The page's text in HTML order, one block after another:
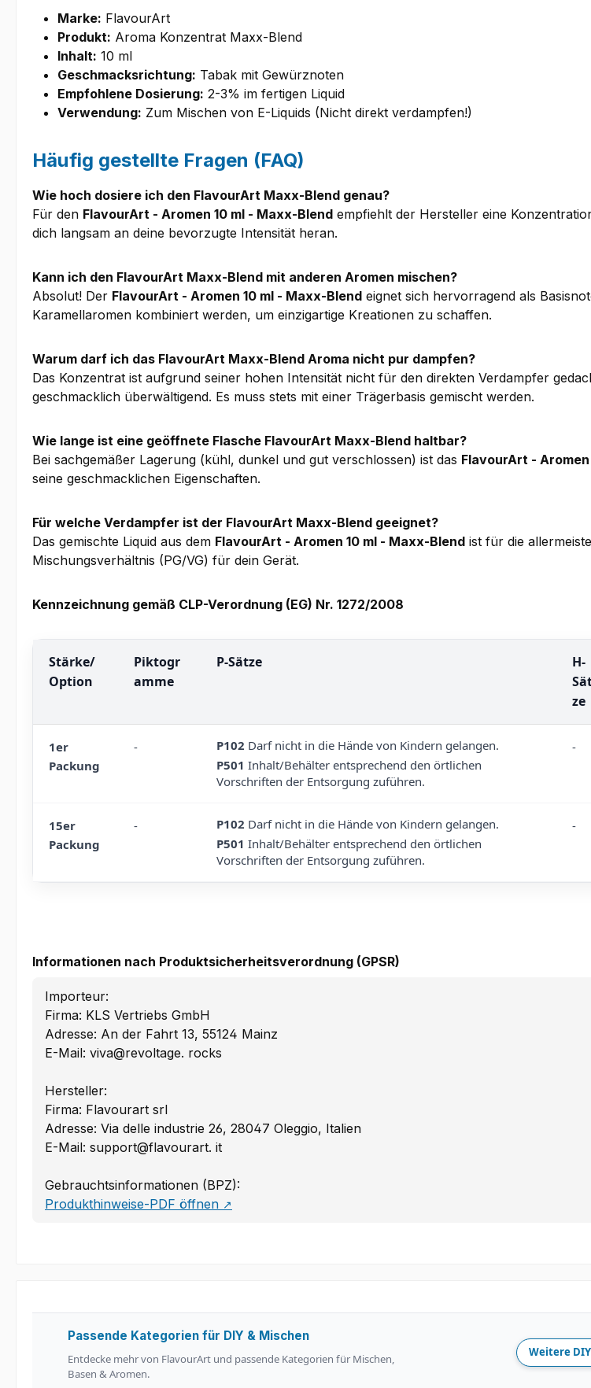
Marke: FlavourArt
Produkt: Aroma Konzentrat Maxx-Blend
Inhalt: 10 ml
Geschmacksrichtung: Tabak mit Gewürznoten
Empfohlene Dosierung: 2-3% im fertigen Liquid
Verwendung: Zum Mischen von E-Liquids (Nicht direkt verdampfen!)
Häufig gestellte Fragen (FAQ)
Wie hoch dosiere ich den FlavourArt Maxx-Blend genau?
Für den FlavourArt - Aromen 10 ml - Maxx-Blend empfiehlt der Hersteller eine
dich langsam an deine bevorzugte Intensität heran.
Kann ich den FlavourArt Maxx-Blend mit anderen Aromen mischen?
Absolut! Der FlavourArt - Aromen 10 ml - Maxx-Blend eignet sich hervorragend als
Karamellaromen kombiniert werden, um einzigartige Kreationen zu schaffen.
Warum darf ich das FlavourArt Maxx-Blend Aroma nicht pur dampfen?
Das Konzentrat ist aufgrund seiner hohen Intensität nicht für den direkten Verdampfer
geschmacklich überwältigend. Es muss stets mit einer Trägerbasis gemischt werden.
Wie lange ist eine geöffnete Flasche FlavourArt Maxx-Blend haltbar?
Bei sachgemäßer Lagerung (kühl, dunkel und gut verschlossen) ist das FlavourArt -
seine geschmacklichen Eigenschaften.
Für welche Verdampfer ist der FlavourArt Maxx-Blend geeignet?
Das gemischte Liquid aus dem FlavourArt - Aromen 10 ml - Maxx-Blend ist für die
Mischungsverhältnis (PG/VG) für dein Gerät.
Kennzeichnung gemäß CLP-Verordnung (EG) Nr. 1272/2008
Stärke/
Option
Piktogr
amme
P-Sätze
H-
ze
1er
Packung
- P102 Darf nicht in die Hände von Kindern gelangen.
P501 Inhalt/Behälter entsprechend den örtlichen
Vorschriften der Entsorgung zuführen.
-
15er
Packung
- P102 Darf nicht in die Hände von Kindern gelangen.
P501 Inhalt/Behälter entsprechend den örtlichen
Vorschriften der Entsorgung zuführen.
-
Informationen nach Produktsicherheitsverordnung (GPSR)
Importeur:
Firma: KLS Vertriebs GmbH
Adresse: An der Fahrt 13, 55124 Mainz
E-Mail: viva@revoltage. rocks
Hersteller:
Firma: Flavourart srl
Adresse: Via delle industrie 26, 28047 Oleggio, Italien
E-Mail: support@flavourart. it
Gebrauchtsinformationen (BPZ):
Produkthinweise-PDF öffnen ↗
Passende Kategorien für DIY & Mischen
Entdecke mehr von FlavourArt und passende Kategorien für Mischen,
Basen & Aromen.
Weitere